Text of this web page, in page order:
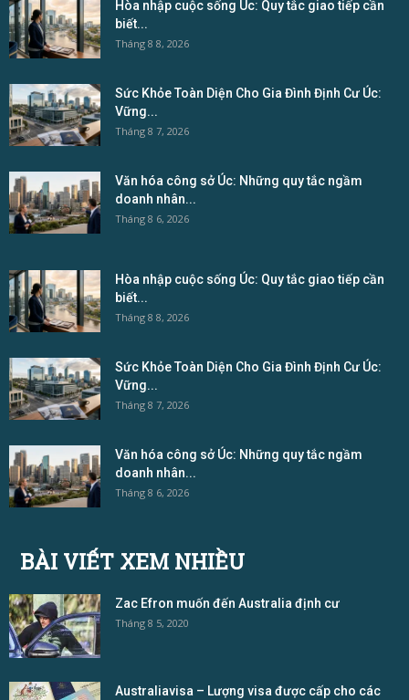
Hòa nhập cuộc sống Úc: Quy tắc giao tiếp cần
biết...
Tháng 8 8, 2026
Sức Khỏe Toàn Diện Cho Gia Đình Định Cư Úc:
Vững...
Tháng 8 7, 2026
Văn hóa công sở Úc: Những quy tắc ngầm
doanh nhân...
Tháng 8 6, 2026
Hòa nhập cuộc sống Úc: Quy tắc giao tiếp cần
biết...
Tháng 8 8, 2026
Sức Khỏe Toàn Diện Cho Gia Đình Định Cư Úc:
Vững...
Tháng 8 7, 2026
Văn hóa công sở Úc: Những quy tắc ngầm
doanh nhân...
Tháng 8 6, 2026
BÀI VIẾT XEM NHIỀU
Zac Efron muốn đến Australia định cư
Tháng 8 5, 2020
Australiavisa – Lượng visa được cấp cho các